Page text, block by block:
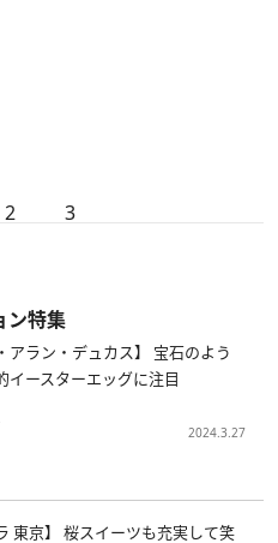
2 3
ン特集
アラン・デュカス】 宝石のよう
イースターエッグに注目
2024.3.27
東京】 桜スイーツも充実して笑